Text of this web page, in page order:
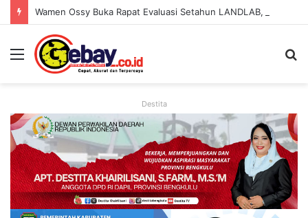
Destita